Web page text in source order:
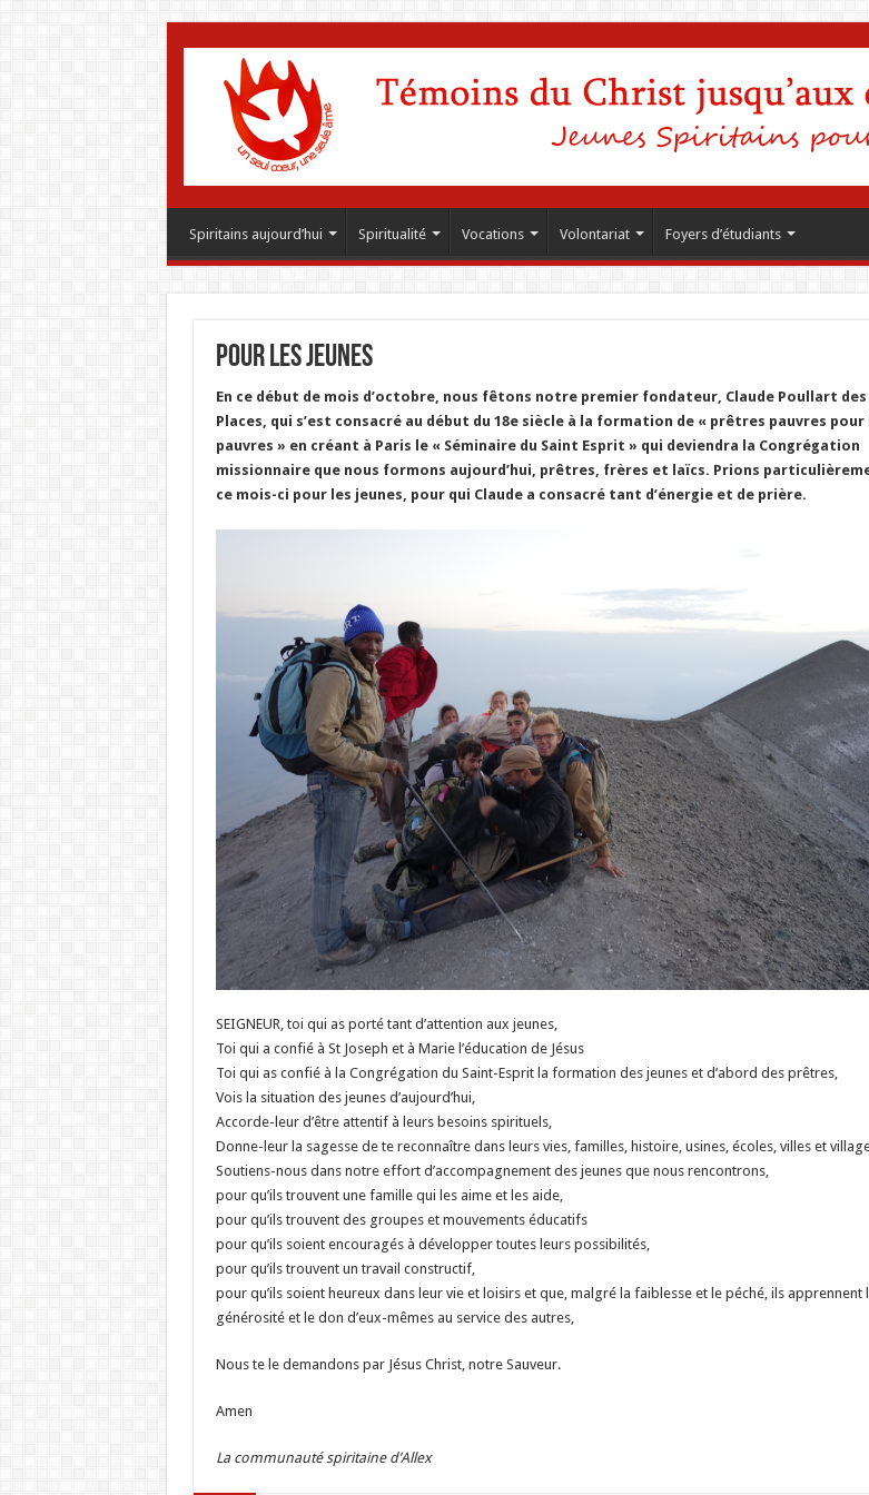
Spiritains aujourd’hui Spiritualité Vocations Volontariat Foyers d’étudiants
Pour les jeunes
En ce début de mois d’octobre, nous fêtons notre premier fondateur, Claude Poullart des
Places, qui s’est consacré au début du 18e siècle à la formation de « prêtres pauvres pour
pauvres » en créant à Paris le « Séminaire du Saint Esprit » qui deviendra la Congrégation
missionnaire que nous formons aujourd’hui, prêtres, frères et laïcs. Prions
ce mois-ci pour les jeunes, pour qui Claude a consacré tant d’énergie et de prière.
SEIGNEUR, toi qui as porté tant d’attention aux jeunes,
Toi qui a confié à St Joseph et à Marie l’éducation de Jésus
Toi qui as confié à la Congrégation du Saint-Esprit la formation des jeunes et d’abord des prêtres,
Vois la situation des jeunes d’aujourd’hui,
Accorde-leur d’être attentif à leurs besoins spirituels,
Donne-leur la sagesse de te reconnaître dans leurs vies, familles, histoire, usines, écoles, villes et
Soutiens-nous dans notre effort d’accompagnement des jeunes que nous rencontrons,
pour qu’ils trouvent une famille qui les aime et les aide,
pour qu’ils trouvent des groupes et mouvements éducatifs
pour qu’ils soient encouragés à développer toutes leurs possibilités,
pour qu’ils trouvent un travail constructif,
pour qu’ils soient heureux dans leur vie et loisirs et que, malgré la faiblesse et le péché, ils apprennent
générosité et le don d’eux-mêmes au service des autres,
Nous te le demandons par Jésus Christ, notre Sauveur.
Amen
La communauté spiritaine d’Allex